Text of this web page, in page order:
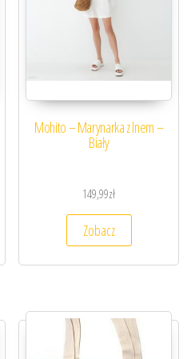
Mohito – Marynarka z lnem –
Biały
149,99zł
Zobacz